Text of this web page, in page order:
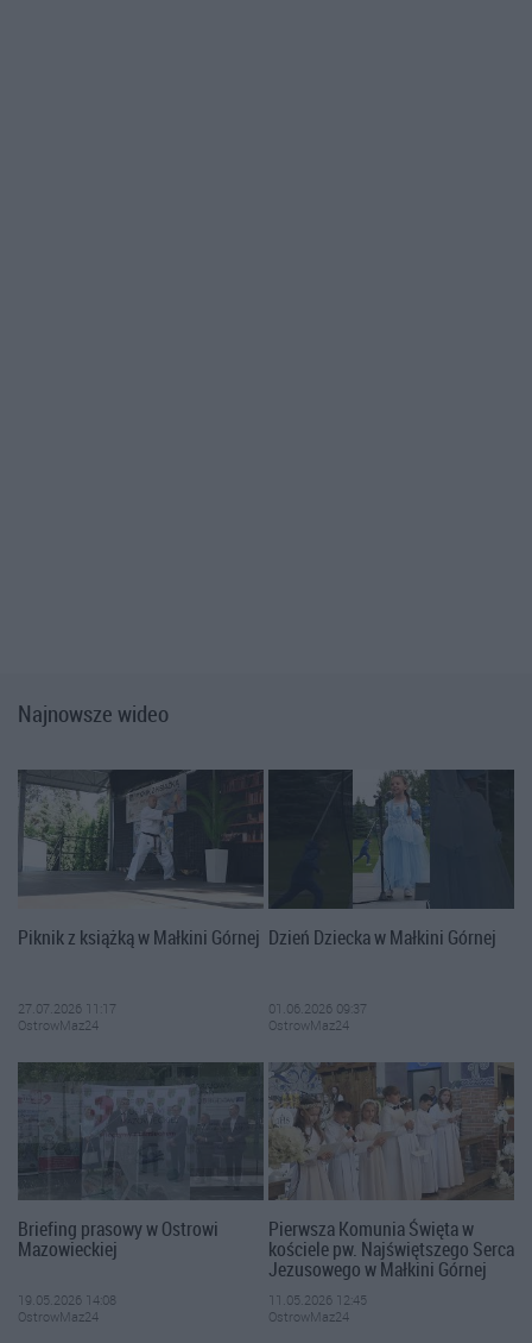
Najnowsze wideo
Piknik z książką w Małkini Górnej
27.07.2026 11:17
OstrowMaz24
Dzień Dziecka w Małkini Górnej
01.06.2026 09:37
OstrowMaz24
Briefing prasowy w Ostrowi
Mazowieckiej
19.05.2026 14:08
OstrowMaz24
Pierwsza Komunia Święta w
kościele pw. Najświętszego Serca
Jezusowego w Małkini Górnej
11.05.2026 12:45
OstrowMaz24